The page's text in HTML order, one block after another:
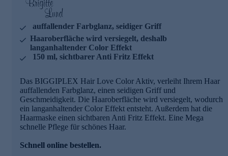
auffallender Farbglanz, seidiger Griff
Haaroberfläche wird versiegelt, deshalb
langanhaltender Color Effekt
150 ml, sichtbarer Anti Fritz Effekt
Das BIGGIPLEX Hair Love Color Aktiv, verleiht Ihrem Haar
auffallenden Farbglanz, einen seidigen Griff und
Geschmeidigkeit. Die Haaroberfläche wird versiegelt, wodurch
ein langanhaltender Color Effekt entsteht. Außerdem hat die
Haarmaske einen sichtbaren Anti Fritz Effekt. Eine Mega
schnelle Pflege für schönes Haar.
Schnell online bestellen.